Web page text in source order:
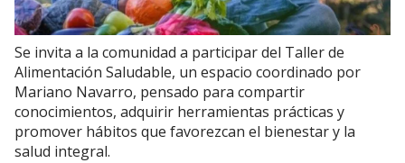
Se invita a la comunidad a participar del Taller de
Alimentación Saludable, un espacio coordinado por
Mariano Navarro, pensado para compartir
conocimientos, adquirir herramientas prácticas y
promover hábitos que favorezcan el bienestar y la
salud integral.